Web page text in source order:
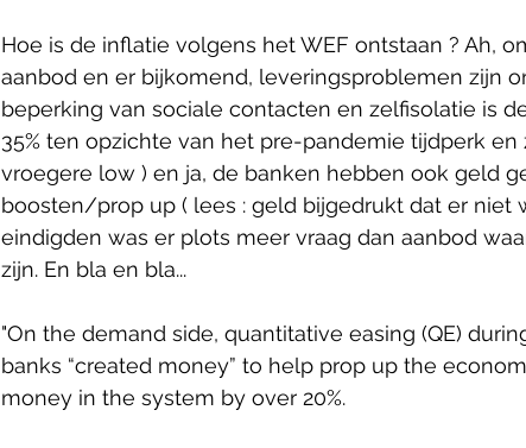
Hoe is de inflatie volgens het WEF ontstaan ? Ah,
aanbod en er bijkomend, leveringsproblemen zijn
beperking van sociale contacten en zelfisolatie is
35% ten opzichte van het pre-pandemie tijdperk
vroegere low ) en ja, de banken hebben ook geld
boosten/prop up ( lees : geld bijgedrukt dat er niet
eindigden was er plots meer vraag dan aanbod
zijn. En bla en bla...
"On the demand side, quantitative easing (QE)
banks “created money” to help prop up the
money in the system by over 20%.